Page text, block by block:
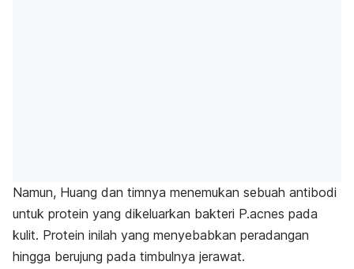
Namun, Huang dan timnya menemukan sebuah antibodi
untuk protein yang dikeluarkan bakteri P.acnes pada
kulit. Protein inilah yang menyebabkan peradangan
hingga berujung pada timbulnya jerawat.